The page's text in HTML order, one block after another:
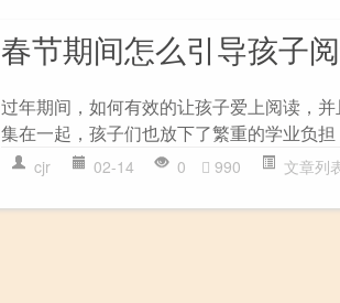
春节期间怎么引导孩子
过年期间，如何有效的让孩子爱上阅读，
集在一起，孩子们也放下了繁重的学业负
cjr 02-14 0 990 文章列